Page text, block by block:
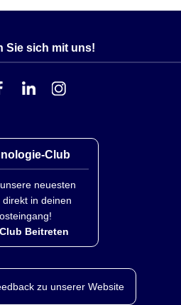
Sie sich mit uns!
Club
neuesten
direkt in deinen
Beitreten
zu unserer Website